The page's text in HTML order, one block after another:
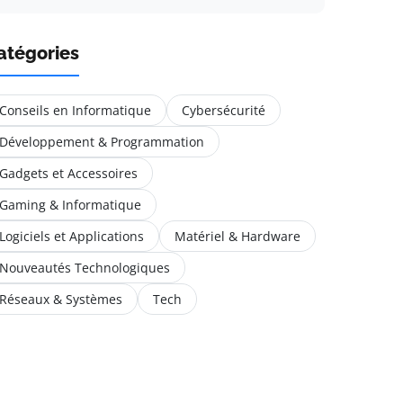
en Informatique
Cybersécurité
& Programmation
et Accessoires
& Informatique
et Applications
Matériel & Hardware
Technologiques
& Systèmes
Tech